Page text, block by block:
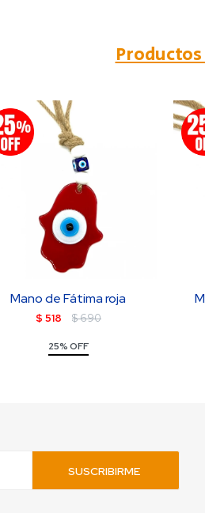
Mano de Fátima roja
$ 518 $690
25% OFF
SUSCRIBIRME